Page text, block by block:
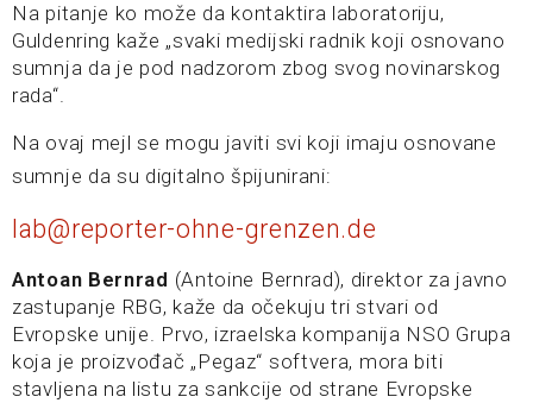
Na pitanje ko može da kontaktira laboratoriju,
Guldenring kaže „svaki medijski radnik koji osnovano
sumnja da je pod nadzorom zbog svog novinarskog
rada“.
Na ovaj mejl se mogu javiti svi koji imaju osnovane
sumnje da su digitalno špijunirani:
lab@reporter-ohne-grenzen.de
Antoan Bernrad (Antoine Bernrad), direktor za javno
zastupanje RBG, kaže da očekuju tri stvari od
Evropske unije. Prvo, izraelska kompanija NSO Grupa
koja je proizvođač „Pegaz“ softvera, mora biti
stavljena na listu za sankcije od strane Evropske